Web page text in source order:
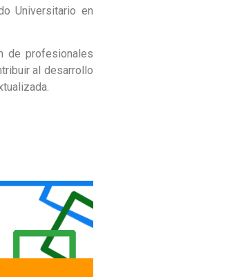
Universitario en
de profesionales
al desarrollo